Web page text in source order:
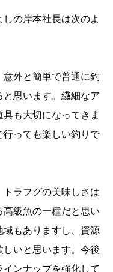
の岸本社長は次のよ
意外と簡単で普通に釣
思います。繊細なア
も大切になってきま
っても楽しい釣りで
ラフグの美味しさは
級魚の一種だと思い
もありますし、資源
いと思います。今後
ンナップを強化して